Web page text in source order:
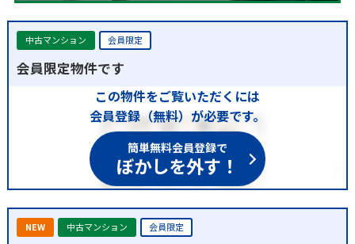
中古マンション 会員限定
会員限定物件です
この物件をご覧いただくには
会員登録（無料）が必要です。
簡単無料会員登録で
ぼかしを外す！
NEW 中古マンション 会員限定